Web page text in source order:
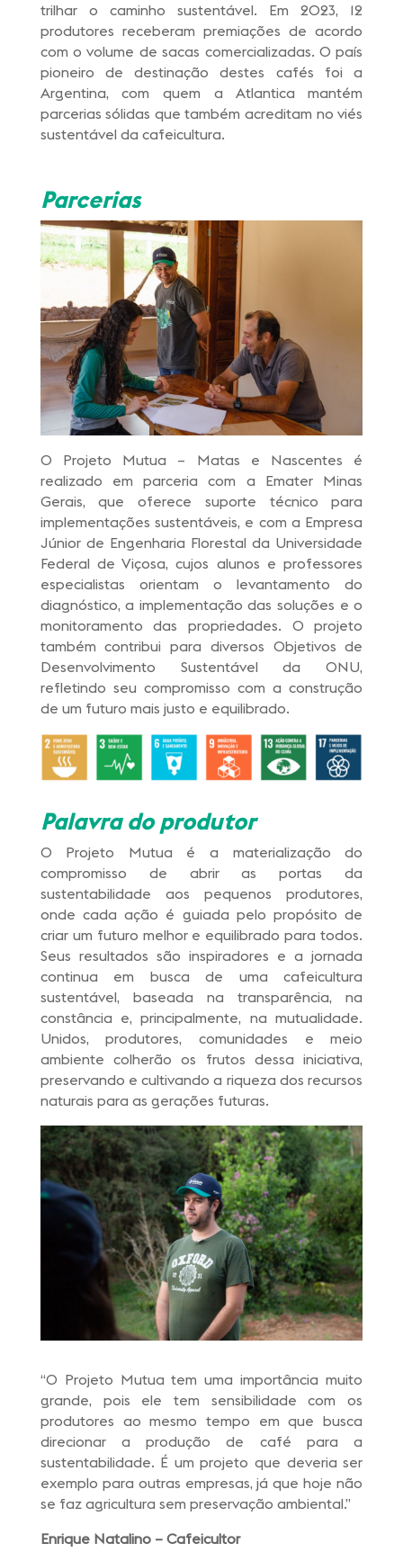
trilhar o caminho sustentável. Em 2023, 12
produtores receberam premiações de acordo
com o volume de sacas comercializadas. O país
pioneiro de destinação destes cafés foi a
Argentina, com quem a Atlantica mantém
parcerias sólidas que também acreditam no viés
sustentável da cafeicultura.
Parcerias
O Projeto Mutua – Matas e Nascentes é
realizado em parceria com a Emater Minas
Gerais, que oferece suporte técnico para
implementações sustentáveis, e com a Empresa
Júnior de Engenharia Florestal da Universidade
Federal de Viçosa, cujos alunos e professores
especialistas orientam o levantamento do
diagnóstico, a implementação das soluções e o
monitoramento das propriedades. O projeto
também contribui para diversos Objetivos de
Desenvolvimento Sustentável da ONU,
refletindo seu compromisso com a construção
de um futuro mais justo e equilibrado.
Palavra do produtor
O Projeto Mutua é a materialização do
compromisso de abrir as portas da
sustentabilidade aos pequenos produtores,
onde cada ação é guiada pelo propósito de
criar um futuro melhor e equilibrado para todos.
Seus resultados são inspiradores e a jornada
continua em busca de uma cafeicultura
sustentável, baseada na transparência, na
constância e, principalmente, na mutualidade.
Unidos, produtores, comunidades e meio
ambiente colherão os frutos dessa iniciativa,
preservando e cultivando a riqueza dos recursos
naturais para as gerações futuras.
“O Projeto Mutua tem uma importância muito
grande, pois ele tem sensibilidade com os
produtores ao mesmo tempo em que busca
direcionar a produção de café para a
sustentabilidade. É um projeto que deveria ser
exemplo para outras empresas, já que hoje não
se faz agricultura sem preservação ambiental.”
Enrique Natalino – Cafeicultor